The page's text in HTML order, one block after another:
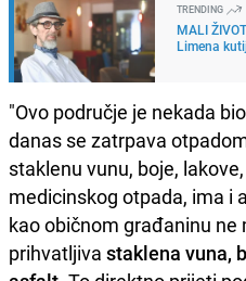
TRENDING
MALI
Limena
"Ovo područje je nekada
danas se zatrpava
staklenu vunu, boje,
medicinskog otpada, ima i
kao običnom građaninu ne
prihvatljiva staklena vuna,